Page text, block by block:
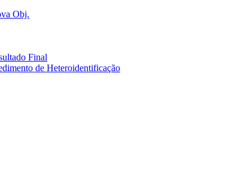
Obj.
Final
de Heteroidentificação